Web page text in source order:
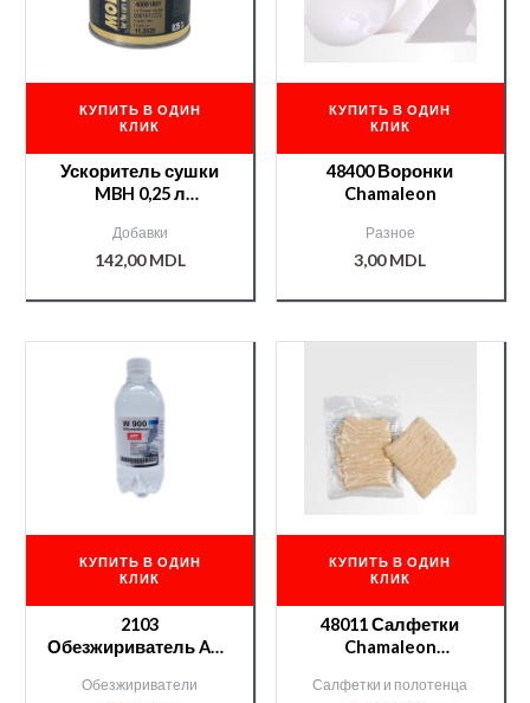
КУПИТЬ В ОДИН
КЛИК
Ускоритель сушки
MBH 0,25 л
Добавки
142,00MDL
КУПИТЬ В ОДИН
КЛИК
48400 Воронки
Chamaleon
Разное
3,00MDL
КУПИТЬ В ОДИН
КЛИК
2103
Обезжириватель APP
Обезжириватели
КУПИТЬ В ОДИН
КЛИК
48011 Салфетки
Chamaleon
Салфетки и полотенца